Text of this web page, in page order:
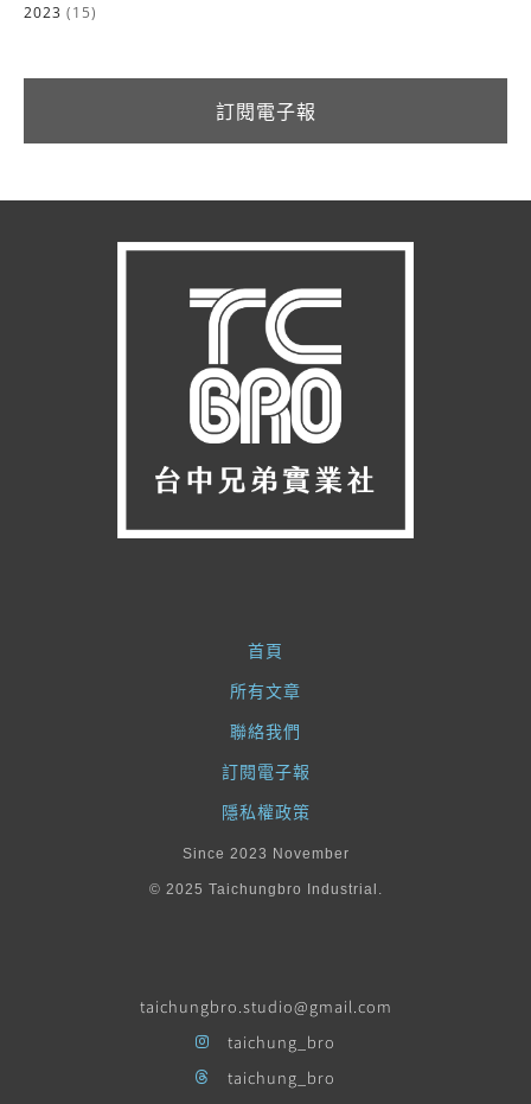
2023 (15)
訂閱電子報
首頁
所有文章
聯絡我們
訂閱電子報
隱私權政策
Since 2023 November
© 2025 Taichungbro Industrial.
taichungbro.studio@gmail.com
taichung_bro
taichung_bro